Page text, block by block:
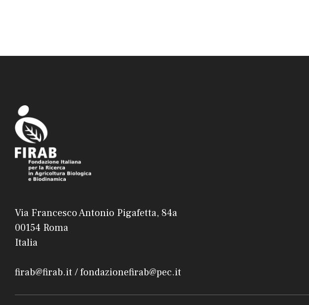
Via Francesco Antonio Pigafetta, 84a
00154 Roma
Italia
firab@firab.it / fondazionefirab@pec.it